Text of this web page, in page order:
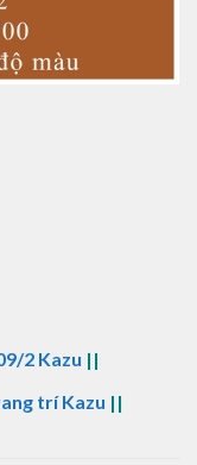
2 Kazu ||
trí Kazu ||